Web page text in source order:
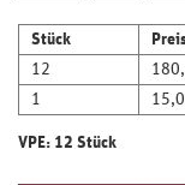
Stück
12
1
VPE: 12 Stück